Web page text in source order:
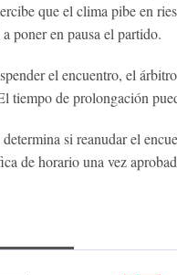
que el clima pibe en
poner en pausa el partido.
el encuentro, el
tiempo de prolongación
si reanudar el
de horario una vez